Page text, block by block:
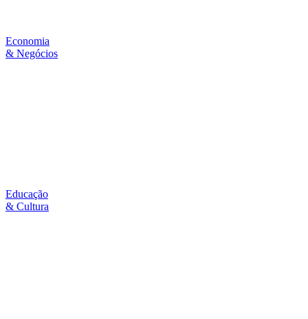
Economia
& Negócios
Educação
& Cultura